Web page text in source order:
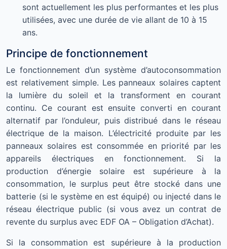
sont actuellement les plus performantes et les plus
utilisées, avec une durée de vie allant de 10 à 15
ans.
Principe de fonctionnement
Le fonctionnement d’un système d’autoconsommation
est relativement simple. Les panneaux solaires captent
la lumière du soleil et la transforment en courant
continu. Ce courant est ensuite converti en courant
alternatif par l’onduleur, puis distribué dans le réseau
électrique de la maison. L’électricité produite par les
panneaux solaires est consommée en priorité par les
appareils électriques en fonctionnement. Si la
production d’énergie solaire est supérieure à la
consommation, le surplus peut être stocké dans une
batterie (si le système en est équipé) ou injecté dans le
réseau électrique public (si vous avez un contrat de
revente du surplus avec EDF OA – Obligation d’Achat).
Si la consommation est supérieure à la production